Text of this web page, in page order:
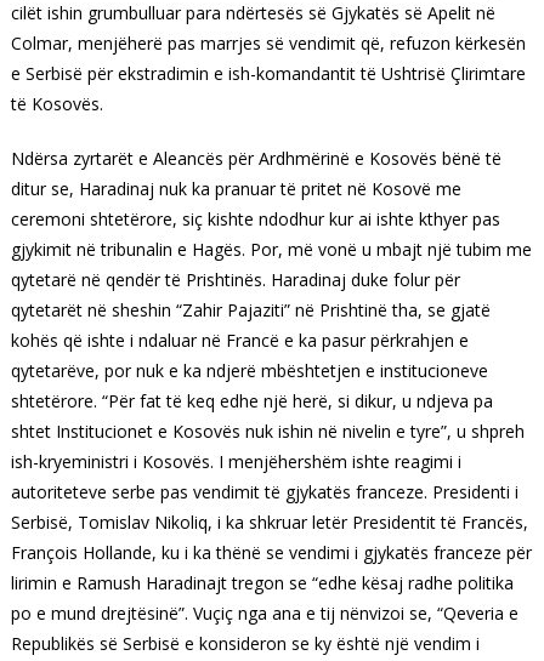
cilët ishin grumbulluar para ndërtesës së Gjykatës së Apelit në
Colmar, menjëherë pas marrjes së vendimit që, refuzon kërkesën
e Serbisë për ekstradimin e ish-komandantit të Ushtrisë Çlirimtare
të Kosovës.
Ndërsa zyrtarët e Aleancës për Ardhmërinë e Kosovës bënë të
ditur se, Haradinaj nuk ka pranuar të pritet në Kosovë me
ceremoni shtetërore, siç kishte ndodhur kur ai ishte kthyer pas
gjykimit në tribunalin e Hagës. Por, më vonë u mbajt një tubim me
qytetarë në qendër të Prishtinës. Haradinaj duke folur për
qytetarët në sheshin “Zahir Pajaziti” në Prishtinë tha, se gjatë
kohës që ishte i ndaluar në Francë e ka pasur përkrahjen e
qytetarëve, por nuk e ka ndjerë mbështetjen e institucioneve
shtetërore. “Për fat të keq edhe një herë, si dikur, u ndjeva pa
shtet Institucionet e Kosovës nuk ishin në nivelin e tyre”, u shpreh
ish-kryeministri i Kosovës. I menjëhershëm ishte reagimi i
autoriteteve serbe pas vendimit të gjykatës franceze. Presidenti i
Serbisë, Tomislav Nikoliq, i ka shkruar letër Presidentit të Francës,
François Hollande, ku i ka thënë se vendimi i gjykatës franceze për
lirimin e Ramush Haradinajt tregon se “edhe kësaj radhe politika
po e mund drejtësinë”. Vuçiç nga ana e tij nënvizoi se, “Qeveria e
Republikës së Serbisë e konsideron se ky është një vendim i